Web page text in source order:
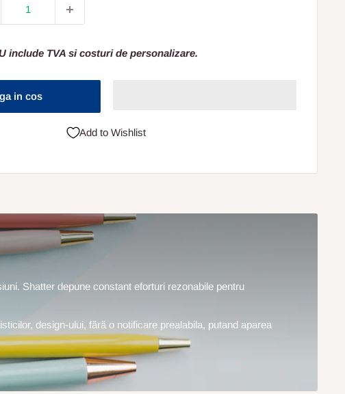
include TVA si costuri de personalizare.
in cos
Add to Wishlist
Shatter depune constant eforturi rezonabile pentru
design-ului, fără o notificare prealabila, putand aparea